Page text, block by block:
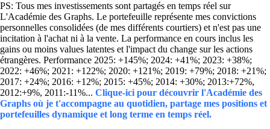
PS: Tous mes investissements sont partagés en temps réel sur
L'Académie des Graphs. Le portefeuille représente mes convictions
personnelles consolidées (de mes différents courtiers) et n'est pas une
incitation à l'achat ni à la vente. La performance en cours inclus les
gains ou moins values latentes et l'impact du change sur les actions
étrangères. Performance 2025: +145%; 2024: +41%; 2023: +38%;
2022: +46%; 2021: +122%; 2020: +121%; 2019: +79%; 2018: +21%;
2017: +24%; 2016: +12%; 2015: +45%; 2014: +30%; 2013:+72%,
2012:+9%, 2011:-11%... Clique-ici pour découvrir l'Académie des
Graphs où je t'accompagne au quotidien, partage mes positions et
portefeuilles dynamique et long terme en temps réel.